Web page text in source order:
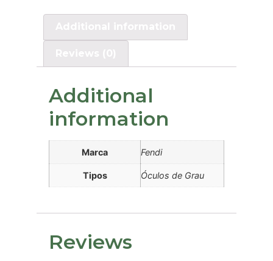
Additional
information
Marca Fendi
Tipos Óculos de Grau
Reviews